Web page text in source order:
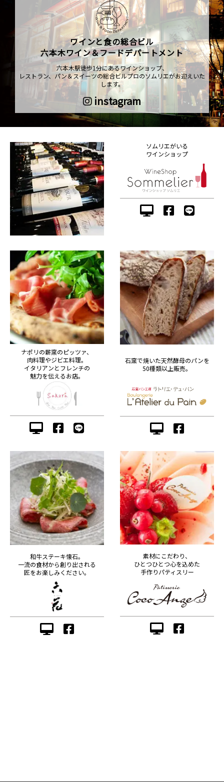
ワインと食の総合ビル
六本木ワイン＆フードデパートメント
六本木駅徒歩1分にあるワインショップ、
レストラン、パン＆スイーツの総合ビルプロのソムリエがお迎えいた
します。
instagram
ソムリエがいる
ワインショップ
ナポリの薪窯のピッツァ、
肉料理やジビエ料理。
イタリアンとフレンチの
魅力を伝えるお店。
石窯で焼いた天然酵母のパンを
50種類以上販売。
和牛ステーキ懐石。
一流の食材から創り出される
匠をお楽しみください。
素材にこだわり、
ひとつひとつ心を込めた
手作りパティスリー